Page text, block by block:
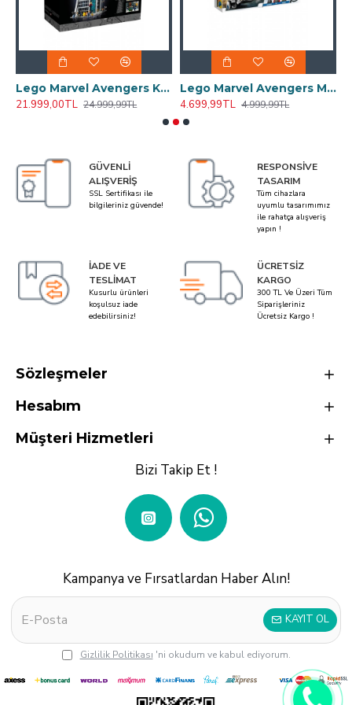
Lego Marvel Avengers Kulesi 76269 (5201 Parça)
21.999,00TL 24.999,99TL
Lego Marvel Avengers Movie 4 Avengers Hız Motoru Saldırısı 76142
4.699,99TL 4.999,99TL
GÜVENLI
ALIŞVERIŞ
SSL Sertifikası ile
bilgileriniz güvende!
RESPONSIVE
TASARIM
Tüm cihazlara
uyumlu tasarımımız
ile rahatça alışveriş
yapın !
İADE VE
TESLIMAT
Kusurlu ürünleri
koşulsuz iade
edebilirsiniz!
ÜCRETSIZ
KARGO
300 TL Ve Üzeri Tüm
Siparişleriniz
Ücretsiz Kargo !
Sözleşmeler
Hesabım
Müşteri Hizmetleri
Bizi Takip Et !
Kampanya ve Fırsatlardan Haber Alın!
KAYIT OL
Gizlilik Politikası 'ni okudum ve kabul ediyorum.